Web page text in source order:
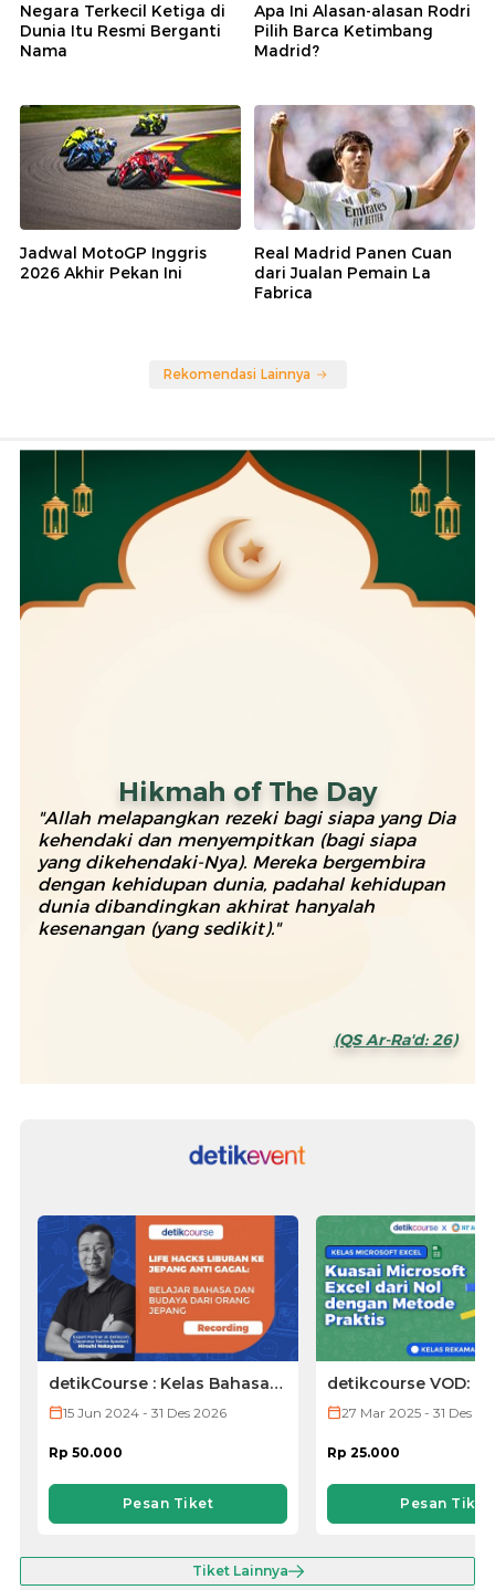
Negara Terkecil Ketiga di
Dunia Itu Resmi Berganti
Nama
Apa Ini Alasan-alasan Rodri
Pilih Barca Ketimbang
Madrid?
Jadwal MotoGP Inggris
2026 Akhir Pekan Ini
Real Madrid Panen Cuan
dari Jualan Pemain La
Fabrica
Rekomendasi Lainnya
Hikmah of The Day
"Allah melapangkan rezeki bagi siapa yang Dia
kehendaki dan menyempitkan (bagi siapa
yang dikehendaki-Nya). Mereka bergembira
dengan kehidupan dunia, padahal kehidupan
dunia dibandingkan akhirat hanyalah
kesenangan (yang sedikit)."
(QS Ar-Ra'd: 26)
detikCourse : Kelas Bahasa
Jepang (VOD ONLY)
15 Jun 2024 - 31 Des 2026
Rp 50.000
Pesan Tiket
detikcourse VOD:
Microsoft Excel
27 Mar 2025 - 31 Des
Rp 25.000
Pesan Tiket
Tiket Lainnya